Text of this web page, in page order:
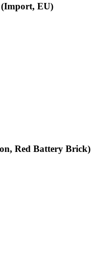
(Import, EU)
Red Battery Brick)